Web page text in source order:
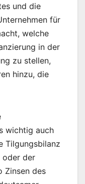
und die
für
welche
in der
zu stellen,
hinzu, die
wichtig auch
Tilgungsbilanz
oder der
Zinsen des